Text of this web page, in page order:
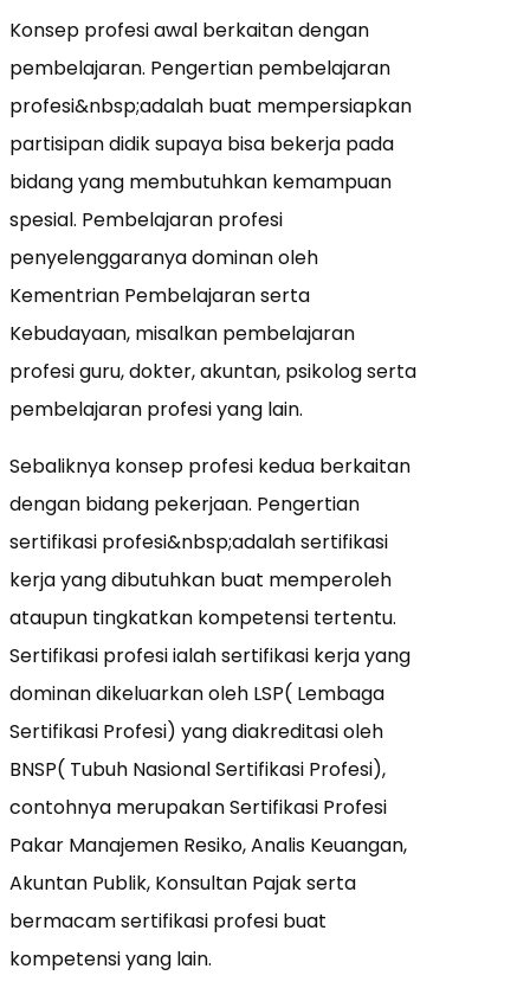
Konsep profesi awal berkaitan dengan
pembelajaran. Pengertian pembelajaran
profesi&nbsp;adalah buat mempersiapkan
partisipan didik supaya bisa bekerja pada
bidang yang membutuhkan kemampuan
spesial. Pembelajaran profesi
penyelenggaranya dominan oleh
Kementrian Pembelajaran serta
Kebudayaan, misalkan pembelajaran
profesi guru, dokter, akuntan, psikolog serta
pembelajaran profesi yang lain.
Sebaliknya konsep profesi kedua berkaitan
dengan bidang pekerjaan. Pengertian
sertifikasi profesi&nbsp;adalah sertifikasi
kerja yang dibutuhkan buat memperoleh
ataupun tingkatkan kompetensi tertentu.
Sertifikasi profesi ialah sertifikasi kerja yang
dominan dikeluarkan oleh LSP( Lembaga
Sertifikasi Profesi) yang diakreditasi oleh
BNSP( Tubuh Nasional Sertifikasi Profesi),
contohnya merupakan Sertifikasi Profesi
Pakar Manajemen Resiko, Analis Keuangan,
Akuntan Publik, Konsultan Pajak serta
bermacam sertifikasi profesi buat
kompetensi yang lain.